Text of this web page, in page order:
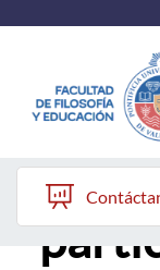
Quiénes somos
Líneas de trabajo
AHI